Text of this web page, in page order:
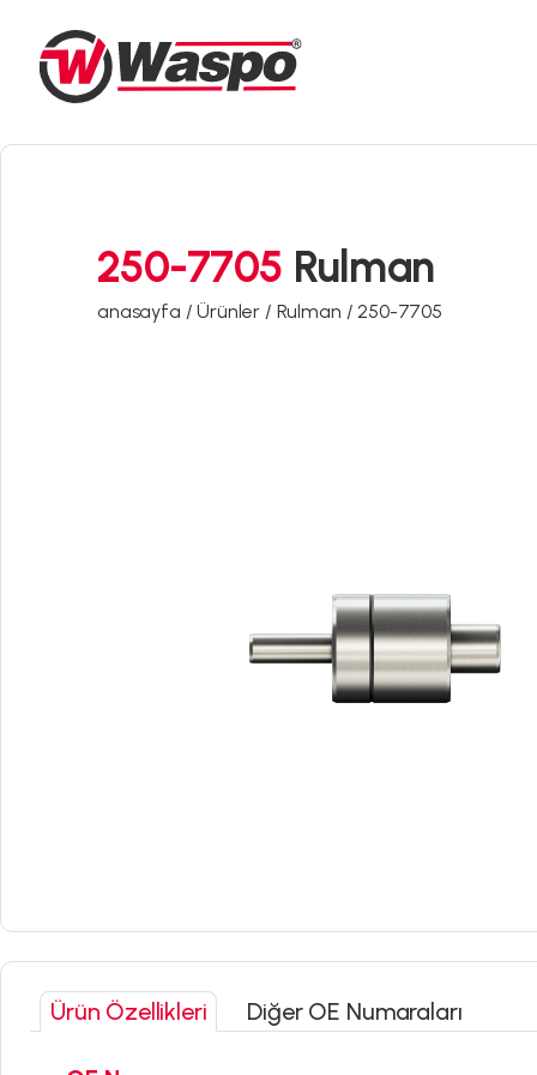
250-7705 Rulman
anasayfa /Ürünler / Rulman /250-7705
Ürün Özellikleri Diğer OE Numaraları